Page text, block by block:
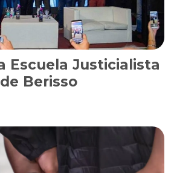
Escuela Justicialista
de Berisso